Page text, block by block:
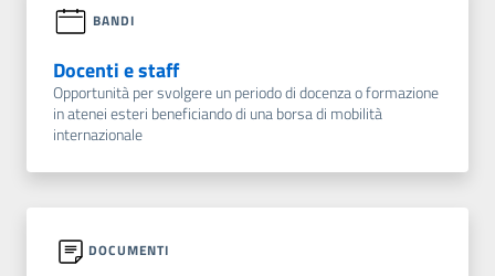
BANDI
Docenti e staff
Opportunità per svolgere un periodo di docenza o formazione
in atenei esteri beneficiando di una borsa di mobilità
internazionale
DOCUMENTI